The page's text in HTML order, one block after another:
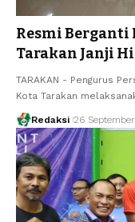
Resmi Berganti
Tarakan Janji
TARAKAN - Pengurus
Kota Tarakan
Redaksi 26